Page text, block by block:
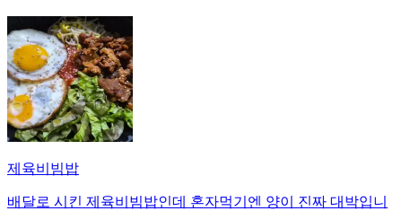
제육비빔밥
배달로 시킨 제육비빔밥인데 혼자먹기엔 양이 진짜 대박입니